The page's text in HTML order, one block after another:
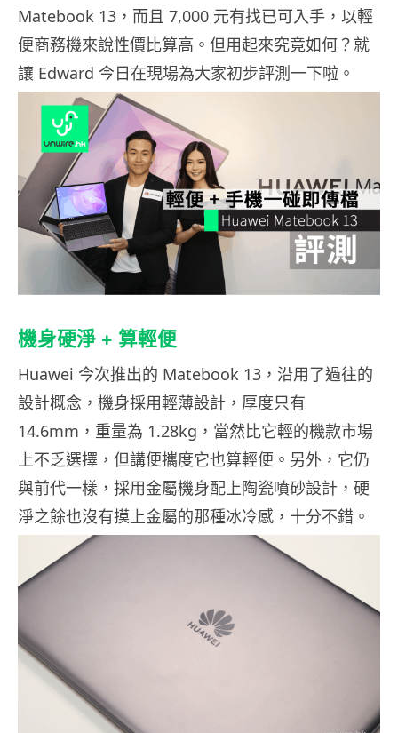
Matebook 13，而且 7,000 元有找已可入手，以輕
便商務機來說性價比算高。但用起來究竟如何？就
讓 Edward 今日在現場為大家初步評測一下啦。
機身硬淨 + 算輕便
Huawei 今次推出的 Matebook 13，沿用了過往的
設計概念，機身採用輕薄設計，厚度只有
14.6mm，重量為 1.28kg，當然比它輕的機款市場
上不乏選擇，但講便攜度它也算輕便。另外，它仍
與前代一樣，採用金屬機身配上陶瓷噴砂設計，硬
淨之餘也沒有摸上金屬的那種冰冷感，十分不錯。